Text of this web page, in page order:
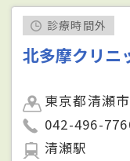
診療時間外
北多摩クリニ
東京都清瀬
042-496-
清瀬駅